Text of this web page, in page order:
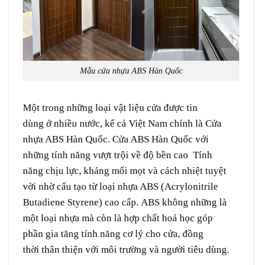
Mẫu cửa nhựa ABS Hàn Quốc
Một trong những loại vật liệu cửa được tin
dùng ởnhiều nước, kể cả Việt Nam chính là Cửa
nhựa ABS Hàn Quốc. Cửa ABS Hàn Quốc với
những tính năng vượt trội về độ bền cao Tính
năng chịu lực, kháng mối mọt và cách nhiệt tuyệt
vời nhờ cấu tạo từ loại nhựa ABS (Acrylonitrile
Butadiene Styrene) cao cấp. ABS không những là
một loại nhựa mà còn là hợp chất hoá học góp
phần gia tăng tính năng cơ lý cho cửa, đồng
thời thân thiện với môi trường và người tiêu dùng.